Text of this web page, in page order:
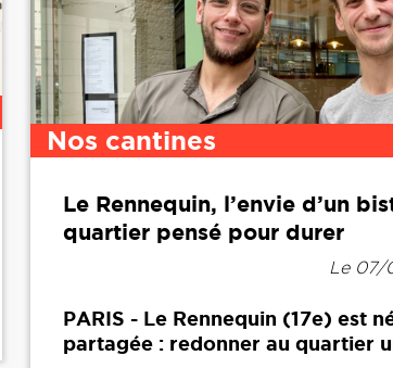
Nos cantines
Le Rennequin, l’envie d’un
quartier pensé pour durer
Le 07/
PARIS - Le Rennequin (17e) est
partagée : redonner au quartier